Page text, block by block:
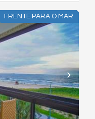
FRENTE PARA O MAR